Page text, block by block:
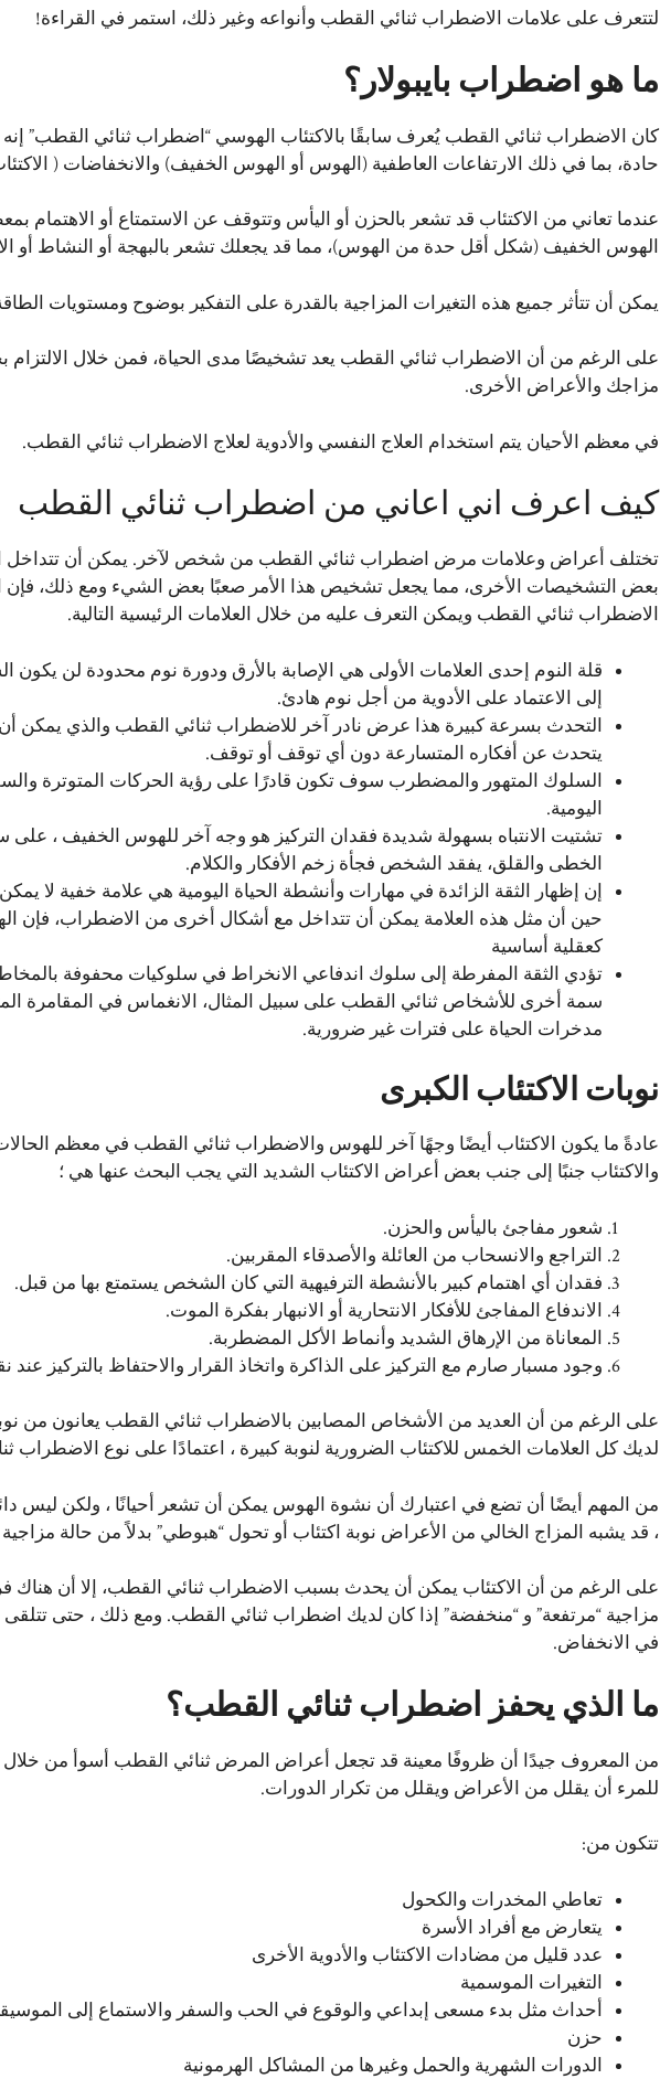
لتتعرف على علامات الاضطراب ثنائي القطب وأنواعه وغير ذلك، استمر في القراءة!
ما هو اضطراب بايبولار؟
كان الاضطراب ثنائي القطب يُعرف سابقًا بالاكتئاب الهوسي “اضطراب ثنائي القطب”
حادة، بما في ذلك الارتفاعات العاطفية (الهوس أو الهوس الخفيف) والانخفاضات (
عندما تعاني من الاكتئاب قد تشعر بالحزن أو اليأس وتتوقف عن الاستمتاع أو الاهتمام
الهوس الخفيف (شكل أقل حدة من الهوس)، مما قد يجعلك تشعر بالبهجة أو النشاط أو
يمكن أن تتأثر جميع هذه التغيرات المزاجية بالقدرة على التفكير بوضوح ومستويات
على الرغم من أن الاضطراب ثنائي القطب يعد تشخيصًا مدى الحياة، فمن خلال الالتزام
مزاجك والأعراض الأخرى.
في معظم الأحيان يتم استخدام العلاج النفسي والأدوية لعلاج الاضطراب ثنائي القطب.
كيف اعرف اني اعاني من اضطراب ثنائي القطب
تختلف أعراض وعلامات مرض اضطراب ثنائي القطب من شخص لآخر. يمكن أن تتداخل
بعض التشخيصات الأخرى، مما يجعل تشخيص هذا الأمر صعبًا بعض الشيء ومع ذلك، فإن
الاضطراب ثنائي القطب ويمكن التعرف عليه من خلال العلامات الرئيسية التالية.
قلة النوم إحدى العلامات الأولى هي الإصابة بالأرق ودورة نوم محدودة لن
إلى الاعتماد على الأدوية من أجل نوم هادئ.
التحدث بسرعة كبيرة هذا عرض نادر آخر للاضطراب ثنائي القطب والذي يمكن
يتحدث عن أفكاره المتسارعة دون أي توقف أو توقف.
السلوك المتهور والمضطرب سوف تكون قادرًا على رؤية الحركات المتوترة
اليومية.
تشتيت الانتباه بسهولة شديدة فقدان التركيز هو وجه آخر للهوس الخفيف ، على
الخطى والقلق، يفقد الشخص فجأة زخم الأفكار والكلام.
إن إظهار الثقة الزائدة في مهارات وأنشطة الحياة اليومية هي علامة خفية لا
حين أن مثل هذه العلامة يمكن أن تتداخل مع أشكال أخرى من الاضطراب، فإن
كعقلية أساسية
تؤدي الثقة المفرطة إلى سلوك اندفاعي الانخراط في سلوكيات محفوفة
سمة أخرى للأشخاص ثنائي القطب على سبيل المثال، الانغماس في المقامرة
مدخرات الحياة على فترات غير ضرورية.
نوبات الاكتئاب الكبرى
عادةً ما يكون الاكتئاب أيضًا وجهًا آخر للهوس والاضطراب ثنائي القطب في معظم
والاكتئاب جنبًا إلى جنب بعض أعراض الاكتئاب الشديد التي يجب البحث عنها هي ؛
شعور مفاجئ باليأس والحزن.
التراجع والانسحاب من العائلة والأصدقاء المقربين.
فقدان أي اهتمام كبير بالأنشطة الترفيهية التي كان الشخص يستمتع بها من قبل.
الاندفاع المفاجئ للأفكار الانتحارية أو الانبهار بفكرة الموت.
المعاناة من الإرهاق الشديد وأنماط الأكل المضطربة.
وجود مسبار صارم مع التركيز على الذاكرة واتخاذ القرار والاحتفاظ بالتركيز عند
على الرغم من أن العديد من الأشخاص المصابين بالاضطراب ثنائي القطب يعانون من
لديك كل العلامات الخمس للاكتئاب الضرورية لنوبة كبيرة ، اعتمادًا على نوع الاضطراب
من المهم أيضًا أن تضع في اعتبارك أن نشوة الهوس يمكن أن تشعر أحيانًا ، ولكن ليس
، قد يشبه المزاج الخالي من الأعراض نوبة اكتئاب أو تحول “هبوطي” بدلاً من حالة مزاجية
على الرغم من أن الاكتئاب يمكن أن يحدث بسبب الاضطراب ثنائي القطب، إلا أن هناك
مزاجية “مرتفعة” و “منخفضة” إذا كان لديك اضطراب ثنائي القطب. ومع ذلك ، حتى
في الانخفاض.
ما الذي يحفز اضطراب ثنائي القطب؟
من المعروف جيدًا أن ظروفًا معينة قد تجعل أعراض المرض ثنائي القطب أسوأ من خلال
للمرء أن يقلل من الأعراض ويقلل من تكرار الدورات.
تتكون من:
تعاطي المخدرات والكحول
يتعارض مع أفراد الأسرة
عدد قليل من مضادات الاكتئاب والأدوية الأخرى
التغيرات الموسمية
أحداث مثل بدء مسعى إبداعي والوقوع في الحب والسفر والاستماع إلى
حزن
الدورات الشهرية والحمل وغيرها من المشاكل الهرمونية